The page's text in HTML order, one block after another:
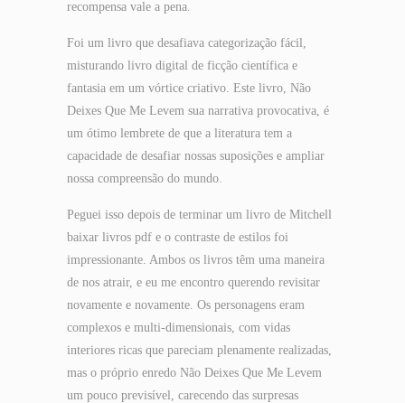
recompensa vale a pena.
Foi um livro que desafiava categorização fácil,
misturando livro digital de ficção científica e
fantasia em um vórtice criativo. Este livro, Não
Deixes Que Me Levem sua narrativa provocativa, é
um ótimo lembrete de que a literatura tem a
capacidade de desafiar nossas suposições e ampliar
nossa compreensão do mundo.
Peguei isso depois de terminar um livro de Mitchell
baixar livros pdf e o contraste de estilos foi
impressionante. Ambos os livros têm uma maneira
de nos atrair, e eu me encontro querendo revisitar
novamente e novamente. Os personagens eram
complexos e multi-dimensionais, com vidas
interiores ricas que pareciam plenamente realizadas,
mas o próprio enredo Não Deixes Que Me Levem
um pouco previsível, carecendo das surpresas